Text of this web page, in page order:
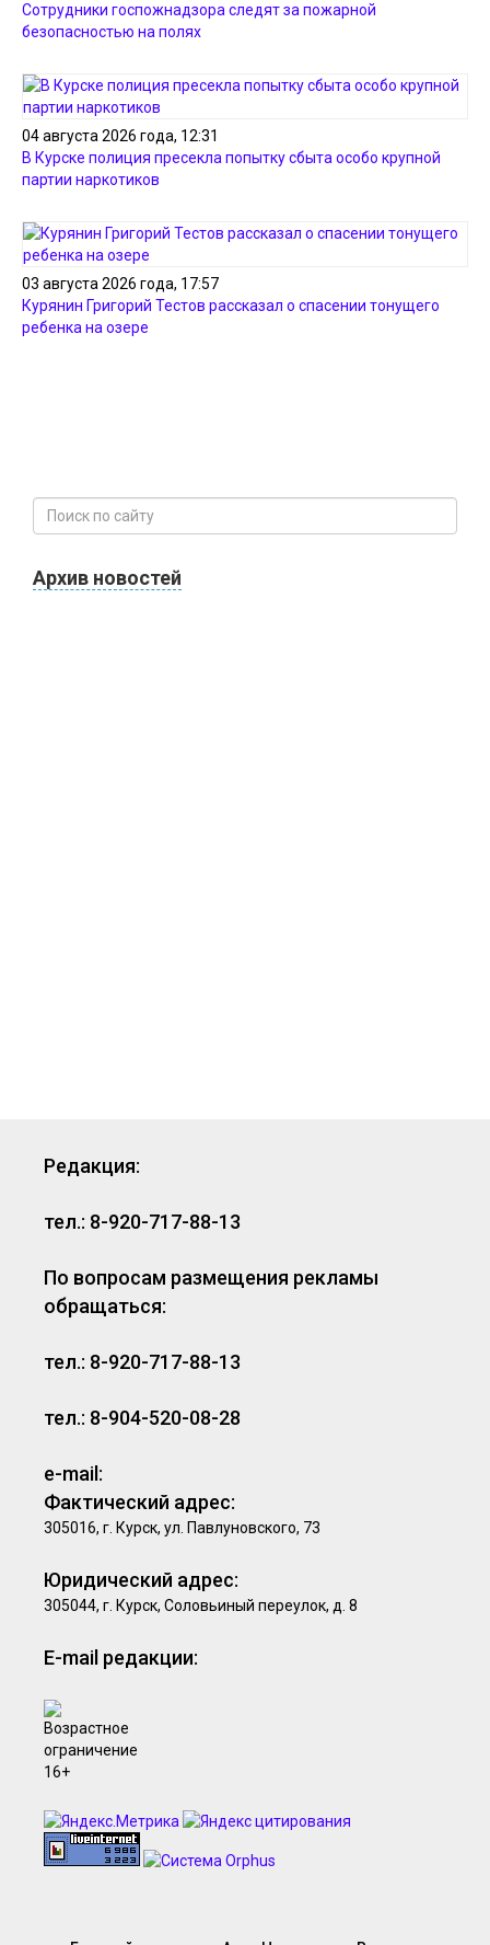
Сотрудники госпожнадзора следят за пожарной
безопасностью на полях
04 августа 2026 года, 12:31
В Курске полиция пресекла попытку сбыта особо крупной
партии наркотиков
03 августа 2026 года, 17:57
Курянин Григорий Тестов рассказал о спасении тонущего
ребенка на озере
Архив новостей
Редакция:
тел.: 8-920-717-88-13
По вопросам размещения рекламы
обращаться:
тел.: 8-920-717-88-13
тел.: 8-904-520-08-28
e-mail:
Фактический адрес:
305016, г. Курск, ул. Павлуновского, 73
Юридический адрес:
305044, г. Курск, Соловьиный переулок, д. 8
E-mail редакции: